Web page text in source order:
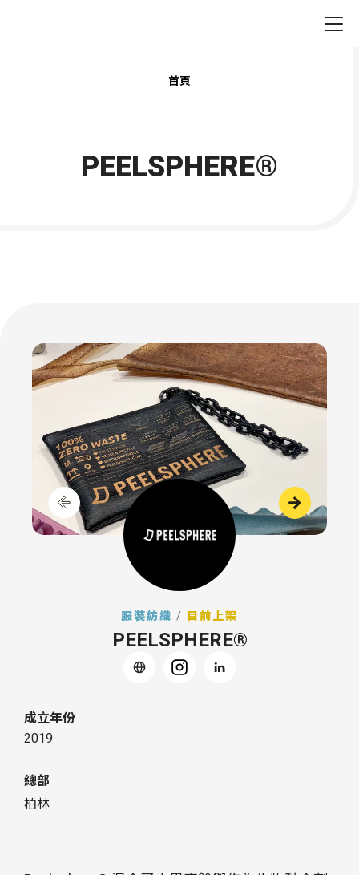
首頁
PEELSPHERE®
服裝紡織 / 目前上架
PEELSPHERE®
成立年份
2019
總部
柏林